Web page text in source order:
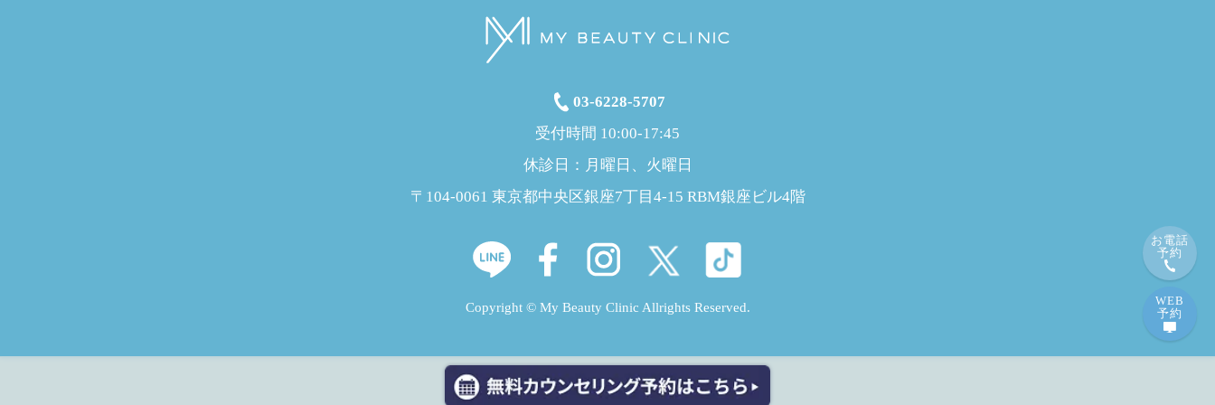
お電話
予約
WEB
予約
03-6228-5707
受付時間 10:00-17:45
休診日：月曜日、火曜日
〒104-0061 東京都中央区銀座7丁目4-15 RBM銀座ビル4階
Copyright © My Beauty Clinic Allrights Reserved.